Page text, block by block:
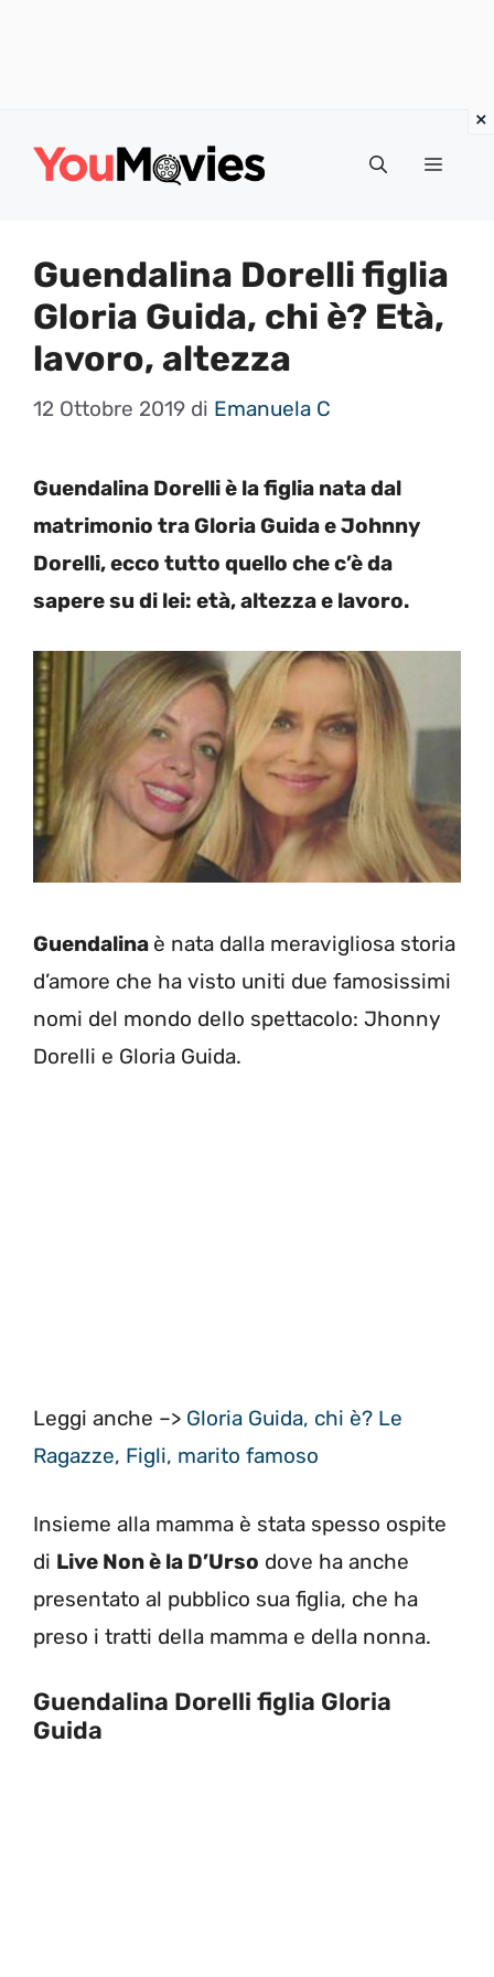
Menu
Guendalina Dorelli figlia
Gloria Guida, chi è? Età,
lavoro, altezza
12 Ottobre 2019 di Emanuela C
Guendalina Dorelli è la figlia nata dal
matrimonio tra Gloria Guida e Johnny
Dorelli, ecco tutto quello che c’è da
sapere su di lei: età, altezza e lavoro.
Guendalina è nata dalla meravigliosa storia
d’amore che ha visto uniti due famosissimi
nomi del mondo dello spettacolo: Jhonny
Dorelli e Gloria Guida.
Leggi anche –> Gloria Guida, chi è? Le
Ragazze, Figli, marito famoso
Insieme alla mamma è stata spesso ospite
di Live Non è la D’Urso dove ha anche
presentato al pubblico sua figlia, che ha
preso i tratti della mamma e della nonna.
Guendalina Dorelli figlia Gloria
Guida